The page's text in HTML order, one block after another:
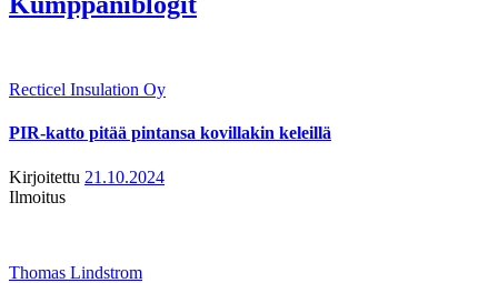
Recticel Insulation Oy
PIR-katto pitää pintansa kovillakin keleillä
Kirjoitettu 21.10.2024
Ilmoitus
Thomas Lindstrom